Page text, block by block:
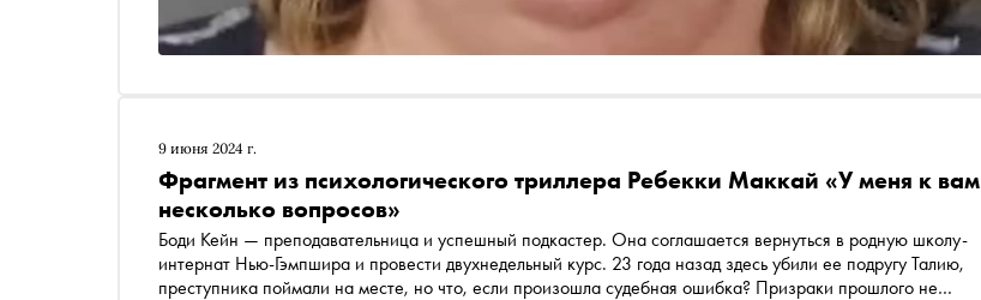
9 июня 2024 г.
Фрагмент из психологического триллера Ребекки Маккай «У меня к вам
несколько вопросов»
Боди Кейн — преподавательница и успешный подкастер. Она соглашается вернуться в родную школу-
интернат Нью-Гэмпшира и провести двухнедельный курс. 23 года назад здесь убили ее подругу Талию,
преступника поймали на месте, но что, если произошла судебная ошибка? Призраки прошлого не